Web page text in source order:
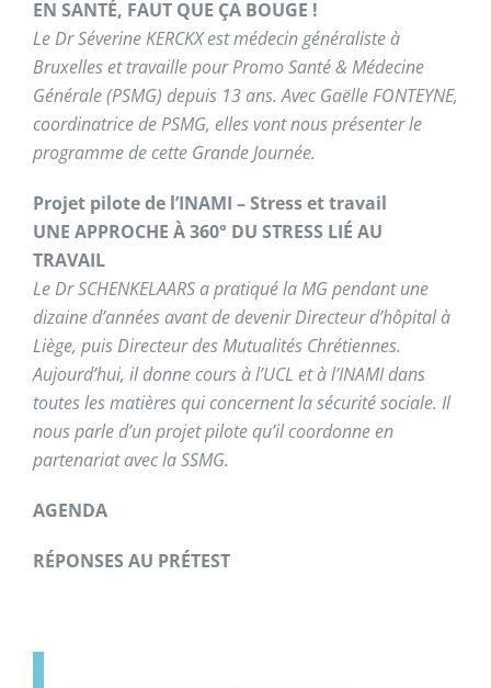
EN SANTÉ, FAUT QUE ÇA BOUGE !
Le Dr Séverine KERCKX est médecin généraliste à
Bruxelles et travaille pour Promo Santé & Médecine
Générale (PSMG) depuis 13 ans. Avec Gaëlle FONTEYNE,
coordinatrice de PSMG, elles vont nous présenter le
programme de cette Grande Journée.
Projet pilote de l’INAMI – Stress et travail
UNE APPROCHE À 360° DU STRESS LIÉ AU
TRAVAIL
Le Dr SCHENKELAARS a pratiqué la MG pendant une
dizaine d’années avant de devenir Directeur d’hôpital à
Liège, puis Directeur des Mutualités Chrétiennes.
Aujourd’hui, il donne cours à l’UCL et à l’INAMI dans
toutes les matières qui concernent la sécurité sociale. Il
nous parle d’un projet pilote qu’il coordonne en
partenariat avec la SSMG.
AGENDA
RÉPONSES AU PRÉTEST